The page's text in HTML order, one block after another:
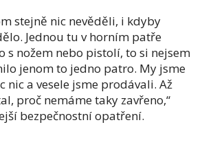
stejně nic nevěděli, i kdyby
Jednou tu v horním patře
s nožem nebo pistolí, to si nejsem
jenom to jedno patro. My jsme
nic a vesele jsme prodávali. Až
proč nemáme taky zavřeno,“
bezpečnostní opatření.